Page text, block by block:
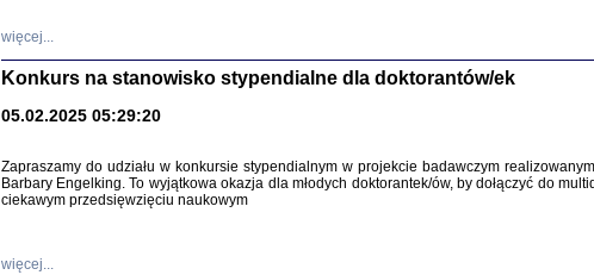
więcej...
Konkurs na stanowisko stypendialne dla doktorantów/ek
05.02.2025 05:29:20
Zapraszamy do udziału w konkursie stypendialnym w projekcie badawczym
Barbary Engelking. To wyjątkowa okazja dla młodych doktorantek/ów, by dołączyć do
ciekawym przedsięwzięciu naukowym
więcej...